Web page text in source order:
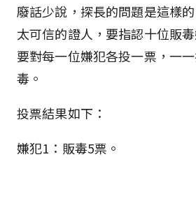
廢話少說，探長的問題是這樣
太可信的證人，要指認十位販
要對每一位嫌犯各投一票，一
毒。
投票結果如下：
嫌犯1：販毒5票。